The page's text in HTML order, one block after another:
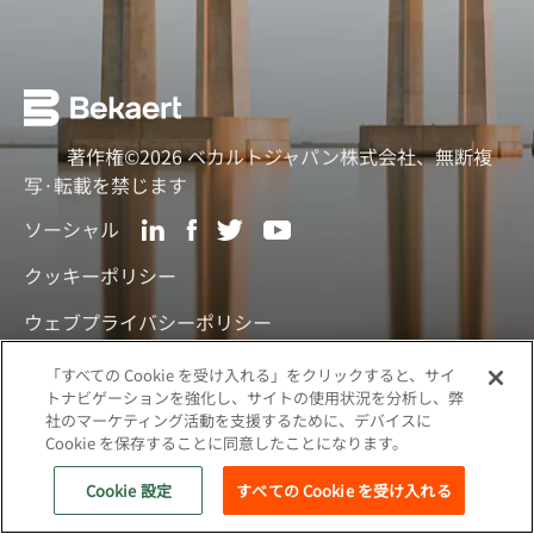
著作権©2026 ベカルトジャパン株式会社、無断複
写·転載を禁じます
ソーシャル
クッキーポリシー
ウェブプライバシーポリシー
関連サイト
「すべての Cookie を受け入れる」をクリックすると、サイ
トナビゲーションを強化し、サイトの使用状況を分析し、弊
社のマーケティング活動を支援するために、デバイスに
Cookie を保存することに同意したことになります。
Cookie 設定 すべての Cookie を受け入れる